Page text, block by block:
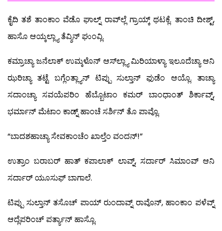
ಕೈದಿ ತಶೆ ತಾಂಕಾಂ ವೆಡೊ ಘಾಲ್ನ್ ರಾವ್‍ಲ್ಲೆ ಗ್ರಾಯ್ಕ್ ಥಟಕ್ಲೆ. ತಾಂಚಿ ದೀಶ್ಟ್,
ಹಾಸೊ ಆಯ್ಕಲ್ಲ್ಯಾ ತೆವ್ಶಿನ್ ಘುಂವ್ಲಿ.
ಕಮ್ರಾಚ್ಯಾ ಜನೆಲಾಕ್ ಉಮ್ಕಳೊನ್ ಆಸ್‍ಲ್ಲ್ಯಾ ಮಿರಿಯಾಳ್ಯಾ ಇಲೂದೆಚ್ಯಾ ಆನಿ
ಝರಿಚ್ಯಾ ತಟ್ಟೆ ಬಗ್ಲೆಂತ್ಲ್ಯಾನ್ ಟಿಪ್ಪು ಸುಲ್ತಾನ್ ಫುಡೆಂ ಆಯ್ಲೊ. ತಾಚ್ಯಾ
ಸದಾಂಚ್ಯಾ ಸವಯೆಪರಿಂ ಹೆಬ್ಬೊಟಾಂ ಕಮರ್ ಬಾಂಧಾಂತ್ ಶಿರ್ಕಾವ್ನ್,
ಭರ್ಮಾನ್ ಮೆಟಾಂ ಕಾಡ್ನ್ ಹಾಂಚೆ ಸರ್ಶಿನ್ ತೊ ಪಾವ್ಲೊ.
“ಬಾದಶಹಾಚ್ಯಾ ಸೇವಕಾಂಚೆಂ ಖಾಲ್ತೆಂ ವಂದನ್!”
ಉತ್ರಾಂ ಬರಾಬರ್ ಹಾತ್ ಕಪಾಲಾಕ್ ಲಾವ್ನ್, ಸರ್ದಾರ್ ಸಿಮಾಂವ್ ಆನಿ
ಸರ್ದಾರ್ ಯೂಸುಫ್ ಬಾಗಾಲೆ.
ಟಿಪ್ಪು ಸುಲ್ತಾನ್ ತಸೊಚ್ ಪಾಯ್ ರುಂದಾವ್ನ್ ರಾವೊನ್, ಹಾಂಕಾಂ ಪಳೆವ್ನ್
ಆದ್ಲೆಪರಿಂಚ್ ಪರ್ತ್ಯಾನ್ ಹಾಸ್ಲೊ.